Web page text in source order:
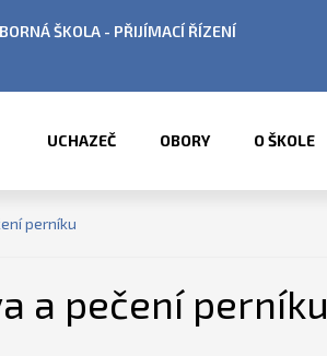
HODINY V OBDOBÍ LETNÍCH PRÁZDNIN
UCHAZEČ OBORY O ŠKOLE
perníku
a pečení perníku